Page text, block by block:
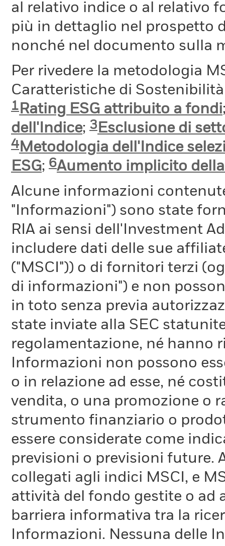
al relativo indice o al relativo
più in dettaglio nel prospetto
nonché nel documento sulla
Per rivedere la metodologia
Caratteristiche di
1Rating ESG attribuito a fondi
dell'Indice; 3Esclusione di
4Metodologia dell'Indice
ESG; 6Aumento implicito
Alcune informazioni
"Informazioni") sono state
RIA ai sensi dell'Investment
includere dati delle sue
("MSCI")) o di fornitori terzi
di informazioni") e non
in toto senza previa
state inviate alla SEC
regolamentazione, né hanno
Informazioni non possono
o in relazione ad esse, né
vendita, o una promozione o
strumento finanziario o
essere considerate come
previsioni o previsioni future.
collegati agli indici MSCI, e
attività del fondo gestite o ad
barriera informativa tra la
Informazioni. Nessuna delle